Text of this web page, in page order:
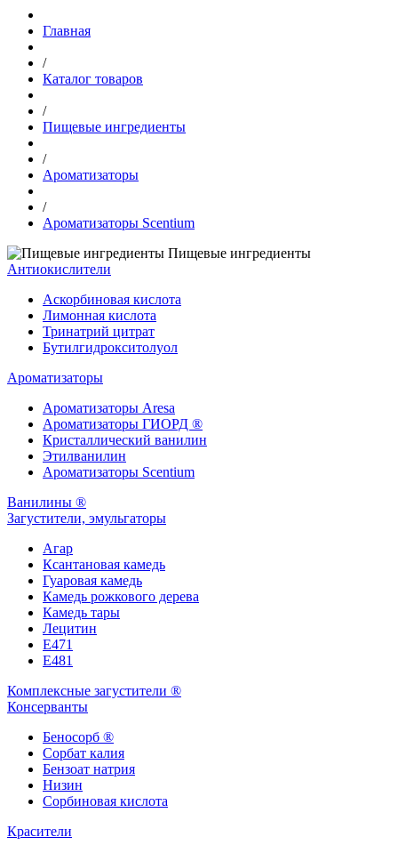
Главная
/
Каталог товаров
/
Пищевые ингредиенты
/
Ароматизаторы
/
Ароматизаторы Scentium
Пищевые ингредиенты
Антиокислители
Аскорбиновая кислота
Лимонная кислота
Тринатрий цитрат
Бутилгидрокситолуол
Ароматизаторы
Ароматизаторы Aresa
Ароматизаторы ГИОРД ®
Кристаллический ванилин
Этилванилин
Ароматизаторы Scentium
Ванилины ®
Загустители, эмульгаторы
Агар
Ксантановая камедь
Гуаровая камедь
Камедь рожкового дерева
Камедь тары
Лецитин
Е471
Е481
Комплексные загустители ®
Консерванты
Беносорб ®
Сорбат калия
Бензоат натрия
Низин
Сорбиновая кислота
Красители